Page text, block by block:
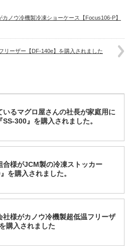
ノウ冷機製冷凍ショーケース【Focus106-P】
リーザー【DF-140e】を購入されました
いるマグロ屋さんの社長が家庭用に
300』を購入されました。
合様がJCM製の冷凍ストッカー
を購入されました。
社様がカノウ冷機製超低温フリーザ
購入されました